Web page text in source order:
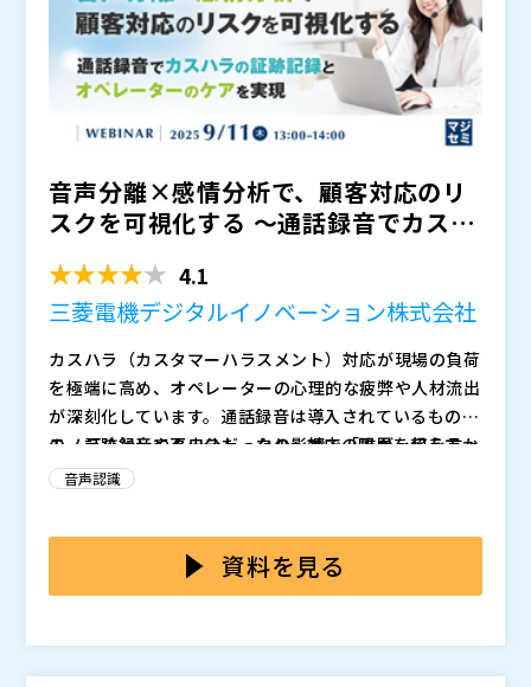
音声分離×感情分析で、顧客対応のリ
スクを可視化する 〜通話録音でカスハ
4.1
三菱電機デジタルイノベーション株式会社
カスハラ（カスタマーハラスメント）対応が現場の負荷
を極端に高め、オペレーターの心理的な疲弊や人材流出
が深刻化しています。通話録音は導入されているもの
の、証跡として不十分だったり、対応の限界を超えてか
ら対処せざるを得ないケースも少なくありません。今、
モノラル録音やクロストークの影響で「誰が・何を言っ
たか」が曖昧になり、“言った・言わない”の証跡が不明
的限界の兆候を見逃してしまい、離職や対応ミスにつな
がっています。録音の「中身」と「感情」の両面に向き
と進化させる、2つの音声サービスをご紹介します。カ
スハラへの対応力と、オペレーターの定着・ケアを両立
てお届けします。
情値をemoiwaで分析し、オペレーターのストレスや感
情変化を定量的に把握できる感情分析ソリューションで
音声認識
資料を見る